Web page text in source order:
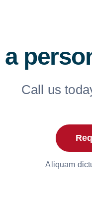
a
Call us
Aliquam